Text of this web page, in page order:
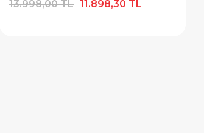
11.898,30 TL
13.998,00 TL